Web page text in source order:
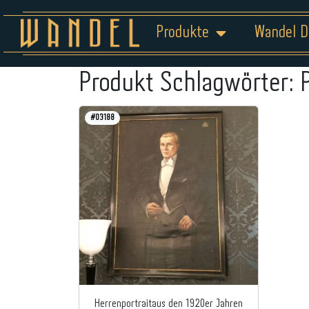
Produkte Wandel
Produkt Schlagwörter:
#03188
Herrenportraitaus den 1920er Jahren